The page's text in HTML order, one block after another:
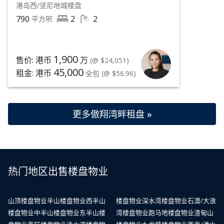
港岛西/坚尼地城楼盘
790 平方呎 2 2
售价: 港币 1,900 万 (@ $24,051)
租金: 港币 45,000 全包 (@ $56.96)
更多傲翔湾畔租盘 »
热门地区出售楼盘物业
山顶楼盘物业半山楼盘物业西半山
楼盘物业中半山楼盘物业东半山楼
楼盘物业深水湾楼盘物业石澳/大浪
湾楼盘物业跑马地楼盘物业渣甸山